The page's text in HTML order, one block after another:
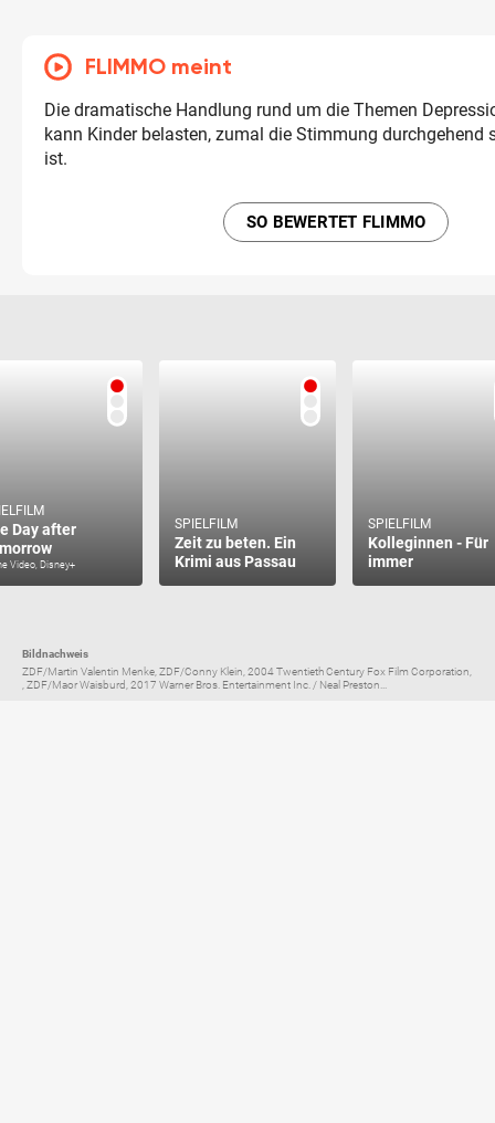
FLIMMO meint
Die dramatische Handlung rund um die Themen
kann Kinder belasten, zumal die Stimmung durchgehend
ist.
SO BEWERTET FLIMMO
Day after
Video, Disney+
SPIELFILM
Zeit zu beten. Ein
Krimi aus Passau
SPIELFILM
Kolleginnen - Für
immer
Bildnachweis
ZDF/Martin Valentin Menke, ZDF/Conny Klein, 2004 Twentieth Century Fox Film Corporation,
, ZDF/Maor Waisburd, 2017 Warner Bros. Entertainment Inc. / Neal Preston...